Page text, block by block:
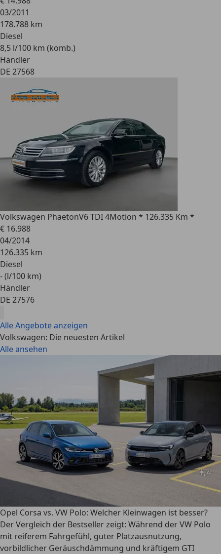
03/2011
178.788 km
Diesel
8,5 l/100 km (komb.)
Händler
DE 27568
Volkswagen PhaetonV6 TDI 4Motion * 126.335 Km *
€ 16.988
04/2014
126.335 km
Diesel
- (l/100 km)
Händler
DE 27576
Alle Angebote anzeigen
Volkswagen: Die neuesten Artikel
Alle ansehen
Opel Corsa vs. VW Polo: Welcher Kleinwagen ist besser?
Der Vergleich der Bestseller zeigt: Während der VW Polo
mit reiferem Fahrgefühl, guter Platzausnutzung,
vorbildlicher Geräuschdämmung und kräftigem GTI